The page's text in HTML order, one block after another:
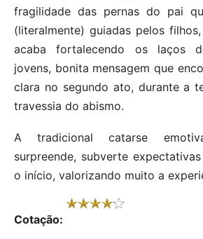
fragilidade das pernas do pai
(literalmente) guiadas pelos
acaba fortalecendo os laços
jovens, bonita mensagem que
clara no segundo ato, durante a
travessia do abismo.
A tradicional catarse
surpreende, subverte
o início, valorizando muito a
Cotação: